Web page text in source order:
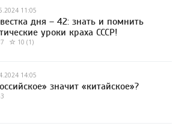
11:05
дня – 42: знать и помнить
уроки краха СССР!
10 (1)
14:05
значит «китайское»?